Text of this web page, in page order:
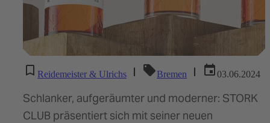
Reidemeister & Ulrichs | Bremen | 03.06.2024
Schlanker, aufgeräumter und moderner: STORK
CLUB präsentiert sich mit seiner neuen